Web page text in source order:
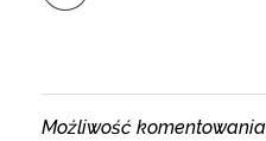
Możliwość